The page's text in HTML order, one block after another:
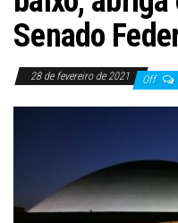
Senado
28 de fevereiro de 2021 Off